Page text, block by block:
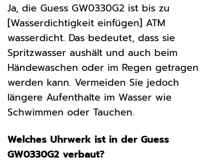
Ja, die Guess GW0330G2 ist bis zu
[Wasserdichtigkeit einfügen] ATM
wasserdicht. Das bedeutet, dass sie
Spritzwasser aushält und auch beim
Händewaschen oder im Regen getragen
werden kann. Vermeiden Sie jedoch
längere Aufenthalte im Wasser wie
Schwimmen oder Tauchen.
Welches Uhrwerk ist in der Guess
GW0330G2 verbaut?